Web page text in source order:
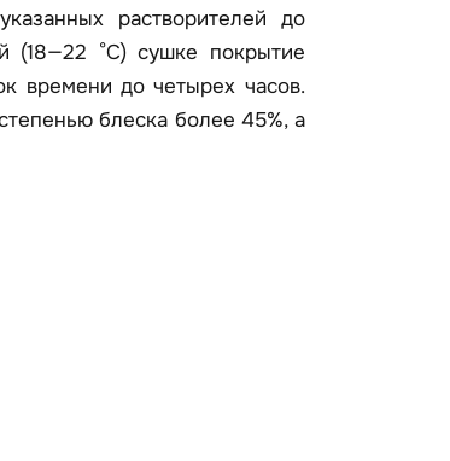
растворителей до
(18—22 °С) сушке покрытие
времени до четырех часов.
блеска более 45%, а